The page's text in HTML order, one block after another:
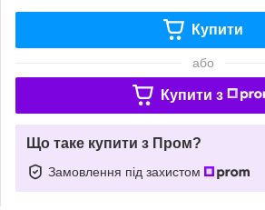
Купити
або
Купити з
Що таке купити з Пром?
Замовлення під захистом